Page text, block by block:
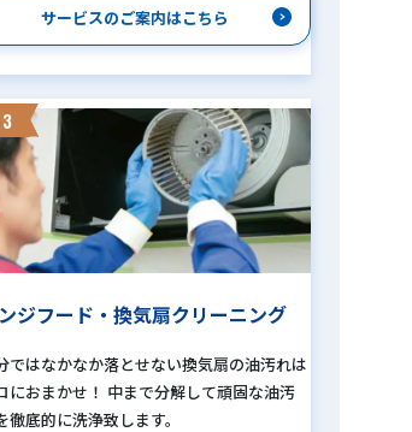
サービスのご案内はこちら
3
ジフード・換気扇クリーニング
ではなかなか落とせない換気扇の油汚れは
におまかせ！ 中まで分解して頑固な油汚
徹底的に洗浄致します。